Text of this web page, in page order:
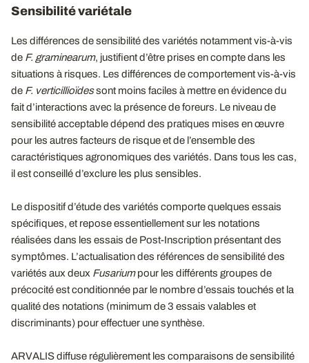
Sensibilité variétale
Les différences de sensibilité des variétés notamment vis-à-vis
de F. graminearum, justifient d’être prises en compte dans les
situations à risques. Les différences de comportement vis-à-vis
de F. verticillioïdessont moins faciles à mettre en évidence du
fait d’interactions avec la présence de foreurs. Le niveau de
sensibilité acceptable dépend des pratiques mises en œuvre
pour les autres facteurs de risque et de l’ensemble des
caractéristiques agronomiques des variétés. Dans tous les cas,
il est conseillé d’exclure les plus sensibles.
Le dispositif d’étude des variétés comporte quelques essais
spécifiques, et repose essentiellement sur les notations
réalisées dans les essais de Post-Inscription présentant des
symptômes. L’actualisation des références de sensibilité des
variétés aux deux Fusariumpour les différents groupes de
précocité est conditionnée par le nombre d’essais touchés et la
qualité des notations (minimum de 3 essais valables et
discriminants) pour effectuer une synthèse.
ARVALIS diffuse régulièrement les comparaisons de sensibilité